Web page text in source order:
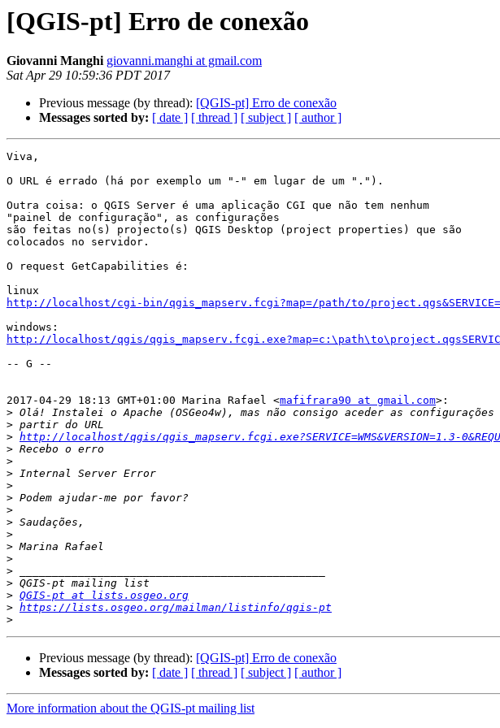
[QGIS-pt] Erro de conexão
Giovanni Manghi giovanni.manghi at gmail.com
Sat Apr 29 10:59:36 PDT 2017
Previous message (by thread): [QGIS-pt] Erro de conexão
Messages sorted by: [ date ] [ thread ] [ subject ] [ author ]
Viva,
O URL é errado (há por exemplo um "-" em lugar de um ".").
Outra coisa: o QGIS Server é uma aplicação CGI que não tem nenhum
"painel de configuração", as configurações
são feitas no(s) projecto(s) QGIS Desktop (project properties) que são
colocados no servidor.
O request GetCapabilities é:
http://localhost/cgi-bin/qgis_mapserv.fcgi?map=/path/to/
http://localhost/qgis/
-- G --
2017-04-29 18:13 GMT+01:00 Marina Rafael <mafifrara90 at gmail.com>:
>
>
> http://localhost/qgis/qgis_mapserv.fcgi.exe?SERVICE=WMS&VERSION=1.3-
>
>
>
>
>
>
>
>
>
>
>
>
> QGIS-pt at lists.osgeo.org
> https://lists.osgeo.org/mailman/listinfo/qgis-pt
>
Previous message (by thread): [QGIS-pt] Erro de conexão
Messages sorted by: [ date ] [ thread ] [ subject ] [ author ]
More information about the QGIS-pt mailing list